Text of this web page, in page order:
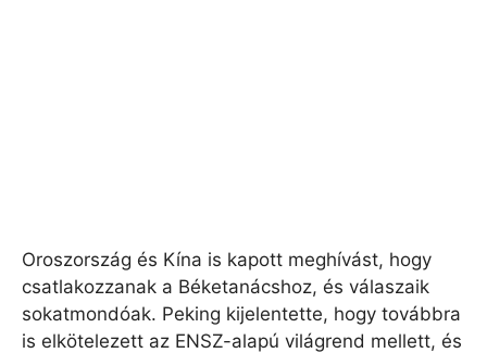
Oroszország és Kína is kapott meghívást, hogy
csatlakozzanak a Béketanácshoz, és válaszaik
sokatmondóak. Peking kijelentette, hogy továbbra
is elkötelezett az ENSZ-alapú világrend mellett, és